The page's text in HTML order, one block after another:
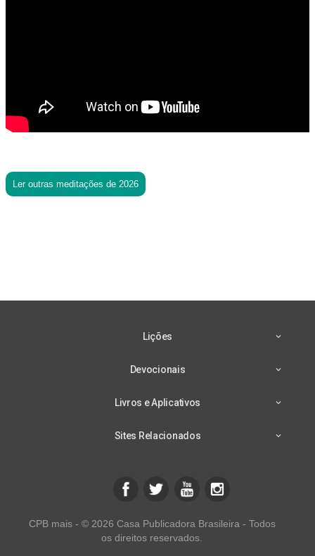
Ler outras meditações de 2026
Lições
Devocionais
Livros e Aplicativos
Sites Relacionados
CPB mais - © 2026 Casa Publicadora Brasileira - Todos
os direitos reservados.